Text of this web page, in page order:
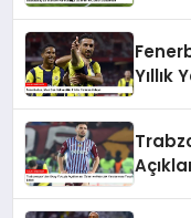
Yıllık